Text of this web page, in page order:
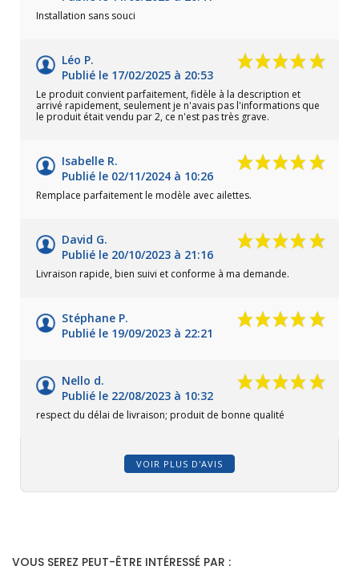
Installation sans souci
Léo P.
Publié le 17/02/2025 à 20:53
Le produit convient parfaitement, fidèle à la description et
arrivé rapidement, seulement je n'avais pas l'informations que
le produit était vendu par 2, ce n'est pas très grave.
Isabelle R.
Publié le 02/11/2024 à 10:26
Remplace parfaitement le modèle avec ailettes.
David G.
Publié le 20/10/2023 à 21:16
Livraison rapide, bien suivi et conforme à ma demande.
Stéphane P.
Publié le 19/09/2023 à 22:21
Nello d.
Publié le 22/08/2023 à 10:32
respect du délai de livraison; produit de bonne qualité
VOIR PLUS D'AVIS
VOUS SEREZ PEUT-ÊTRE INTÉRESSÉ PAR :